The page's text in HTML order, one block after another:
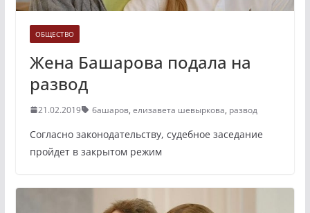
ОБЩЕСТВО
Жена Башарова подала на
развод
21.02.2019 башаров, елизавета шевыркова, развод
Согласно законодательству, судебное заседание
пройдет в закрытом режим